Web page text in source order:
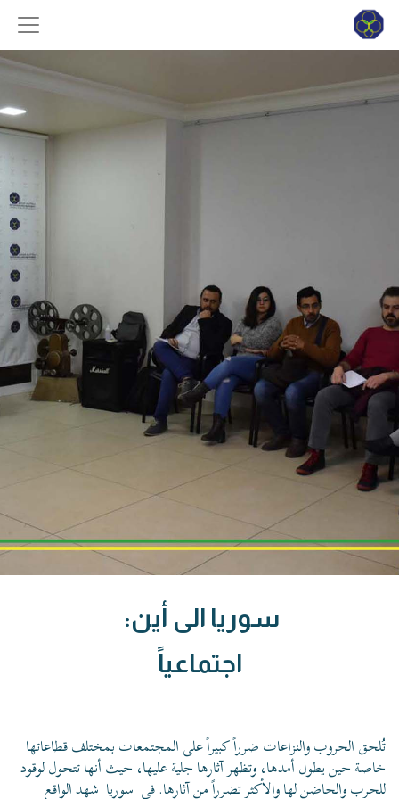
سوريا الى أين:
اجتماعياً
تُلحق الحروب والنزاعات ضرراً كبيراً على المجتمعات بمختلف قطاعاتها
خاصة حين يطول أمدها، وتظهر آثارها جلية عليها، حيث أنها تتحول لوقود
للحرب والحاضن لها والأكثر تضرراً من آثارها. في سوريا شهد الواقع